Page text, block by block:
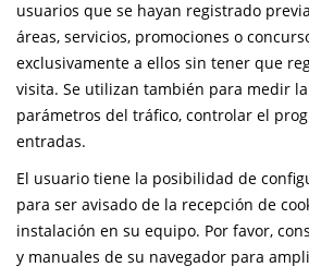
usuarios que se hayan registrado
áreas, servicios, promociones o
exclusivamente a ellos sin tener que
visita. Se utilizan también para medir
parámetros del tráfico, controlar el
entradas.
El usuario tiene la posibilidad de
para ser avisado de la recepción de
instalación en su equipo. Por favor,
y manuales de su navegador para